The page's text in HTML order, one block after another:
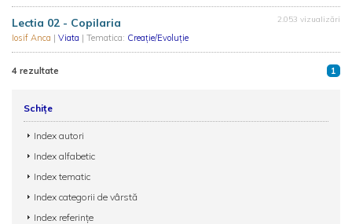
Lectia 02 - Copilaria
Iosif Anca | Viata | Tematica: Creație/Evoluție
2.053 vizualizări
4 rezultate 1
Schițe
Index autori
Index alfabetic
Index tematic
Index categorii de vârstă
Index referințe